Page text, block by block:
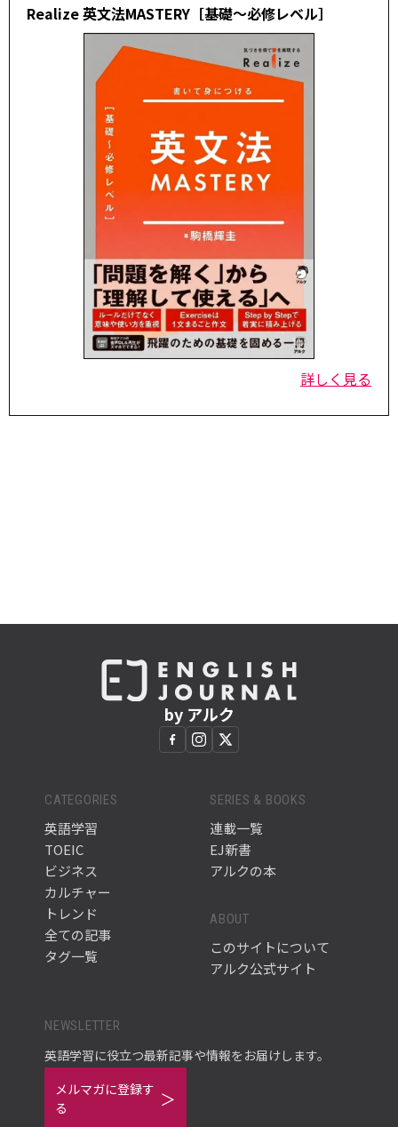
Realize 英文法MASTERY［基礎～必修レベル］
詳しく見る
by アルク
CATEGORIES
英語学習
TOEIC
ビジネス
カルチャー
トレンド
全ての記事
タグ一覧
SERIES & BOOKS
連載一覧
EJ新書
アルクの本
ABOUT
このサイトについて
アルク公式サイト
NEWSLETTER
英語学習に役立つ最新記事や情報をお届けします。
メルマガに登録す
る